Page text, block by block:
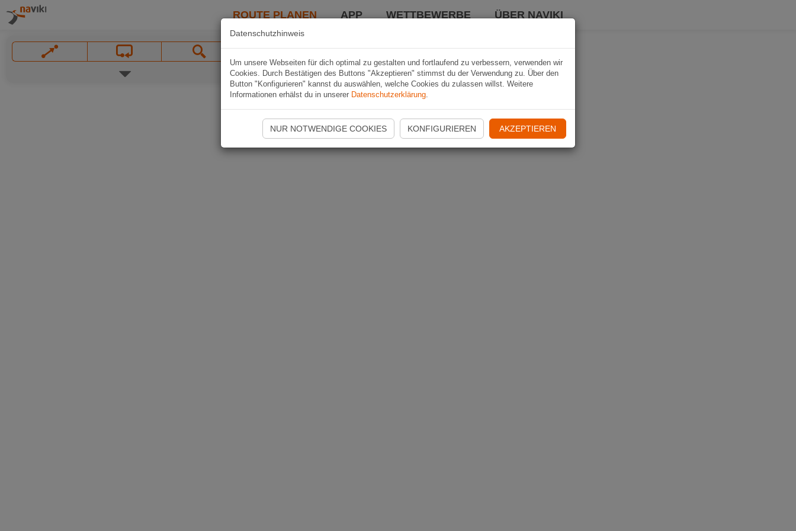
ROUTE PLANEN APP WETTBEWERBE ÜBER NAVIKI
Datenschutzhinweis
Um unsere Webseiten für dich optimal zu gestalten und fortlaufend zu verbessern, verwenden wir
Cookies. Durch Bestätigen des Buttons "Akzeptieren" stimmst du der Verwendung zu. Über den
Button "Konfigurieren" kannst du auswählen, welche Cookies du zulassen willst. Weitere
Informationen erhälst du in unserer Datenschutzerklärung.
NUR NOTWENDIGE COOKIES KONFIGURIEREN AKZEPTIEREN